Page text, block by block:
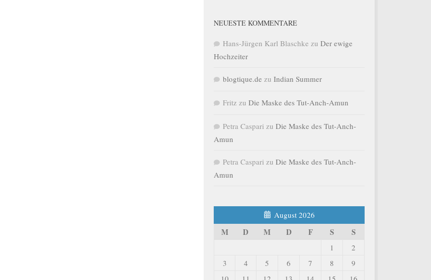
NEUESTE KOMMENTARE
Hans-Jürgen Karl Blaschke zu Der ewige
Hochzeiter
blogtique.de zu Indian Summer
Fritz zu Die Maske des Tut-Anch-Amun
Petra Caspari zu Die Maske des Tut-Anch-
Amun
Petra Caspari zu Die Maske des Tut-Anch-
Amun
August 2026
M D M D F S S
1
2
3
4 5 6 7 8
9